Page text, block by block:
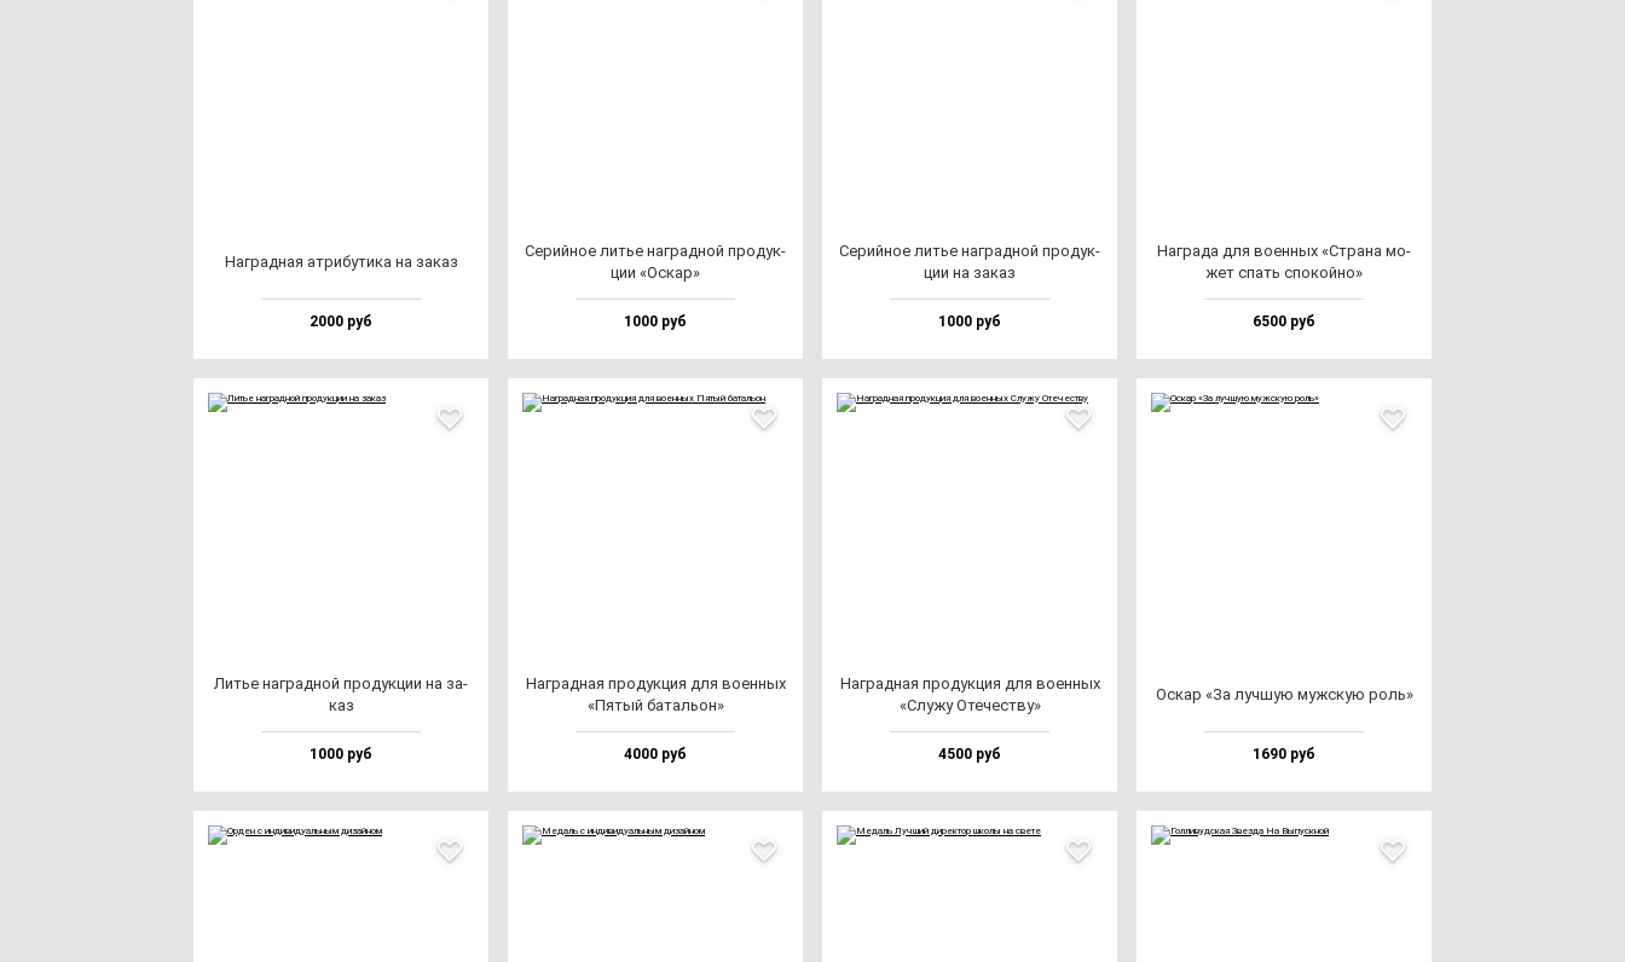
Наг­рад­ная ат­ри­бу­ти­ка на за­каз
2000 руб
Серий­ное литье наг­рад­ной про­дук­
ции «Оскар»
1000 руб
Серий­ное литье наг­рад­ной про­дук­
ции на за­каз
1000 руб
Наг­ра­да для во­ен­ных «Стра­на мо­
жет спать спо­кой­но»
6500 руб
Литье наг­рад­ной про­дук­ции на за­
каз
1000 руб
Наг­рад­ная про­дук­ция для во­ен­ных
«Пятый ба­таль­он»
4000 руб
Наг­рад­ная про­дук­ция для во­ен­ных
«Слу­жу Оте­чес­тву»
4500 руб
Оскар «За луч­шую муж­скую роль»
1690 руб